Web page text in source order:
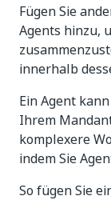
Fügen Sie
Agents hinzu,
innerhalb
Ein Agent
Ihrem
komplexere
indem Sie
So fügen Sie